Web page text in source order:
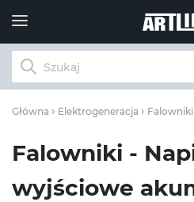
Główna Elektrogeneracja Falowniki
Falowniki -
wyjściowe